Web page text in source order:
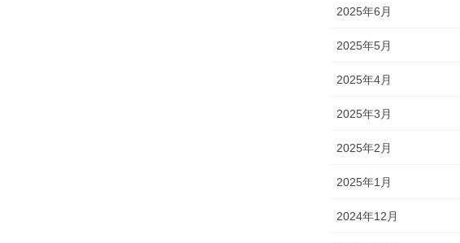
2025年6月
2025年5月
2025年4月
2025年3月
2025年2月
2025年1月
2024年12月